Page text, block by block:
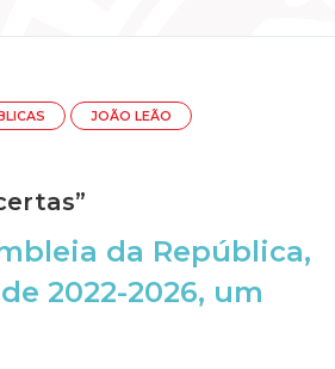
JOÃO LEÃO
da República,
2022-2026, um